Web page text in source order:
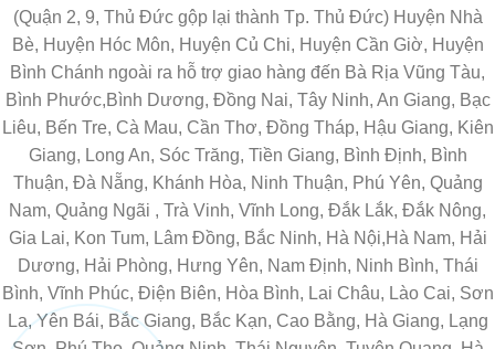
(Quận 2, 9, Thủ Đức gộp lại thành Tp. Thủ Đức) Huyện Nhà
Bè, Huyện Hóc Môn, Huyện Củ Chi, Huyện Cần Giờ, Huyện
Bình Chánh ngoài ra hỗ trợ giao hàng đến Bà Rịa Vũng Tàu,
Bình Phước,Bình Dương, Đồng Nai, Tây Ninh, An Giang, Bạc
Liêu, Bến Tre, Cà Mau, Cần Thơ, Đồng Tháp, Hậu Giang, Kiên
Giang, Long An, Sóc Trăng, Tiền Giang, Bình Định, Bình
Thuận, Đà Nẵng, Khánh Hòa, Ninh Thuận, Phú Yên, Quảng
Nam, Quảng Ngãi , Trà Vinh, Vĩnh Long, Đắk Lắk, Đắk Nông,
Gia Lai, Kon Tum, Lâm Đồng, Bắc Ninh, Hà Nội,Hà Nam, Hải
Dương, Hải Phòng, Hưng Yên, Nam Định, Ninh Bình, Thái
Bình, Vĩnh Phúc, Điện Biên, Hòa Bình, Lai Châu, Lào Cai, Sơn
La, Yên Bái, Bắc Giang, Bắc Kạn, Cao Bằng, Hà Giang, Lạng